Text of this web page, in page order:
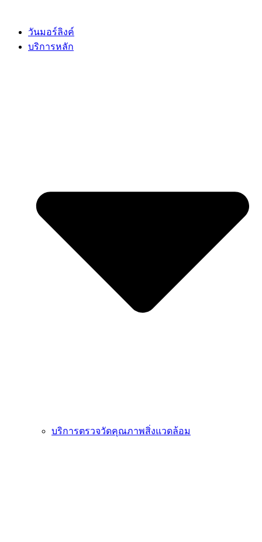
contentวันมอร์ลิงค์
บริการหลัก
บริการตรวจวัดคุณภาพสิ่งแวดล้อม